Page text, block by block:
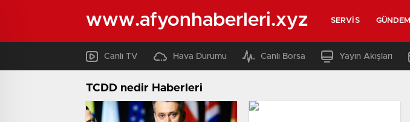
www.afyonhaberleri.xyz SERVIS GÜNDEM
Canlı TV Hava Durumu Canlı Borsa Yayın Akışları
TCDD nedir Haberleri